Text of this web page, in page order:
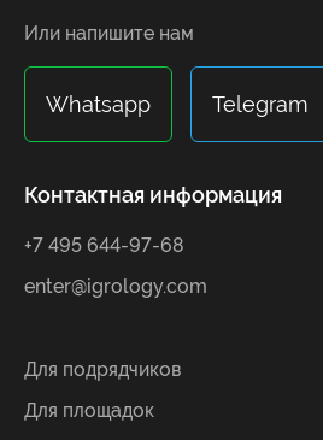
Или напишите нам
Whatsapp Telegram
Контактная информация
+7 495 644-97-68
enter@igrology.com
Для подрядчиков
Для площадок